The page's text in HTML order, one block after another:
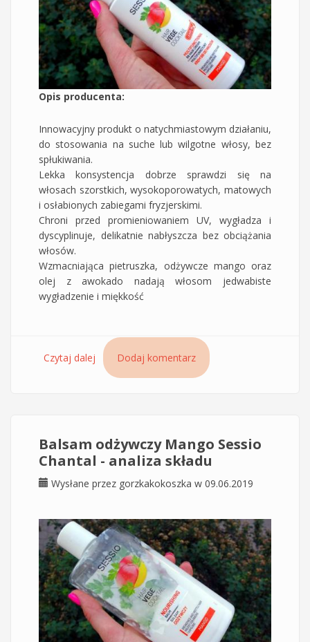
Opis producenta:
Innowacyjny produkt o natychmiastowym działaniu,
do stosowania na suche lub wilgotne włosy, bez
spłukiwania.
Lekka konsystencja dobrze sprawdzi się na
włosach szorstkich, wysokoporowatych, matowych
i osłabionych zabiegami fryzjerskimi.
Chroni przed promieniowaniem UV, wygładza i
dyscyplinuje, delikatnie nabłyszcza bez obciążania
włosów.
Wzmacniająca pietruszka, odżywcze mango oraz
olej z awokado nadają włosom jedwabiste
wygładzenie i miękkość
Czytaj dalej wpis Multifunkcyjny krem BB włosów Mango
Sessio Chantal - analiza składu
Dodaj komentarz
Balsam odżywczy Mango Sessio
Chantal - analiza składu
Wysłane przez gorzkakokoszka w 09.06.2019